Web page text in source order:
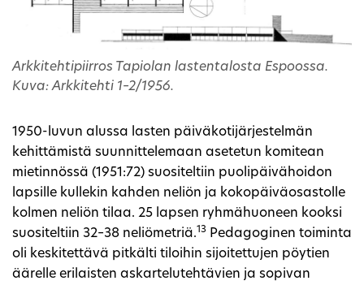
Arkkitehtipiirros Tapiolan lastentalosta Espoossa.
Kuva: Arkkitehti 1–2/1956.
1950-luvun alussa lasten päiväkotijärjestelmän
kehittämistä suunnittelemaan asetetun komitean
mietinnössä (1951:72) suositeltiin puolipäivähoidon
lapsille kullekin kahden neliön ja kokopäiväosastolle
kolmen neliön tilaa. 25 lapsen ryhmähuoneen kooksi
suositeltiin 32–38 neliömetriä.13 Pedagoginen toiminta
oli keskitettävä pitkälti tiloihin sijoitettujen pöytien
äärelle erilaisten askartelutehtävien ja sopivan